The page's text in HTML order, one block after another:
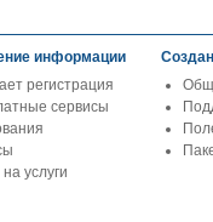
информации
регистрация
сервисы
услуги